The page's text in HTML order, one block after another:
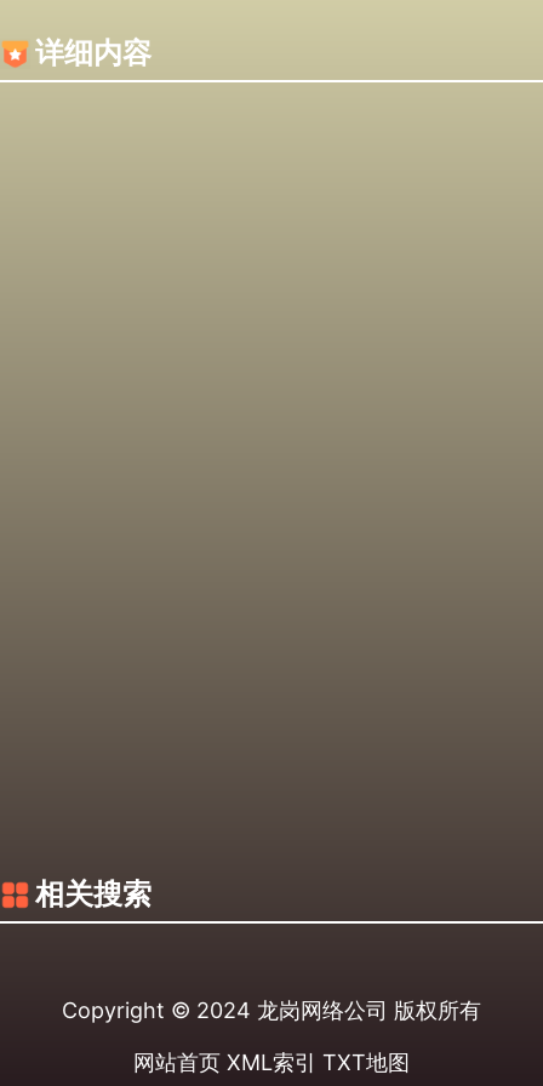
详细内容
相关搜索
Copyright © 2024 龙岗网络公司 版权所有
网站首页 XML索引 TXT地图